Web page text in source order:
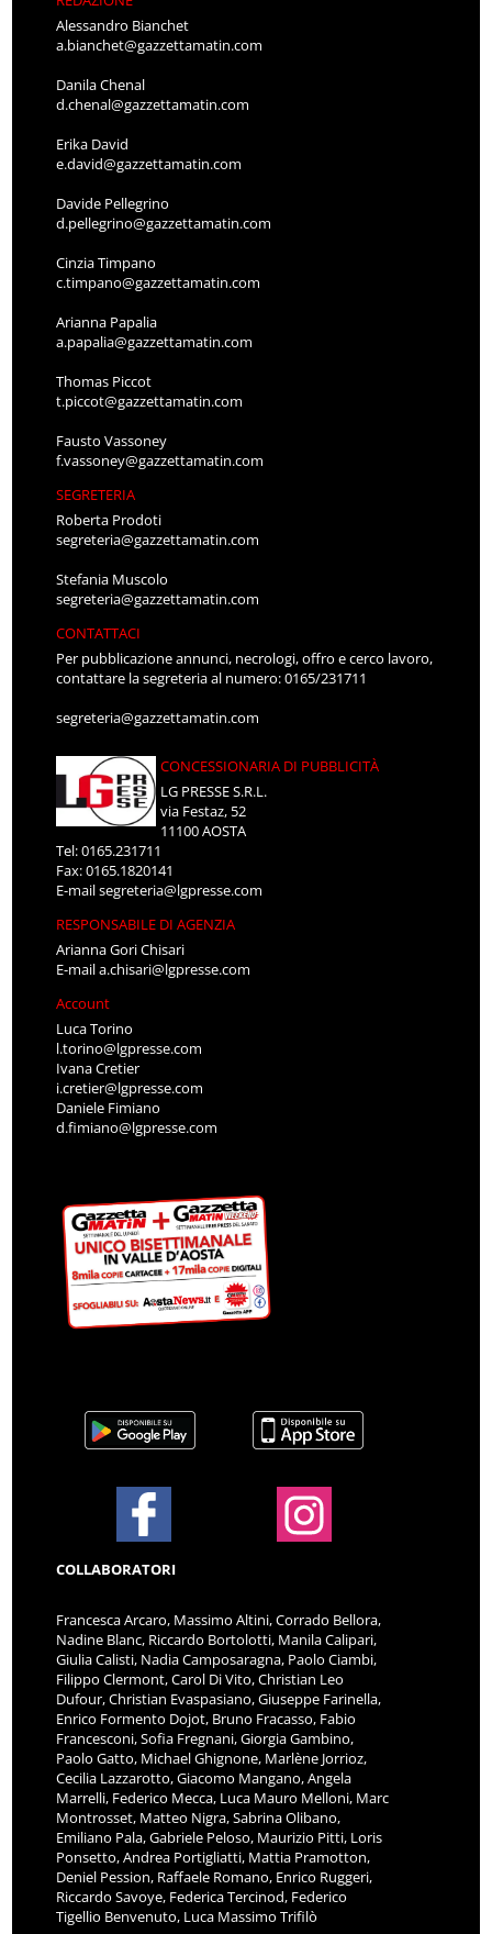
Alessandro Bianchet
a.bianchet@gazzettamatin.com
Danila Chenal
d.chenal@gazzettamatin.com
Erika David
e.david@gazzettamatin.com
Davide Pellegrino
d.pellegrino@gazzettamatin.com
Cinzia Timpano
c.timpano@gazzettamatin.com
Arianna Papalia
a.papalia@gazzettamatin.com
Thomas Piccot
t.piccot@gazzettamatin.com
Fausto Vassoney
f.vassoney@gazzettamatin.com
SEGRETERIA
Roberta Prodoti
segreteria@gazzettamatin.com
Stefania Muscolo
segreteria@gazzettamatin.com
CONTATTACI
Per pubblicazione annunci, necrologi, offro e cerco lavoro,
contattare la segreteria al numero: 0165/231711
segreteria@gazzettamatin.com
CONCESSIONARIA DI PUBBLICITÀ
LG PRESSE S.R.L.
via Festaz, 52
11100 AOSTA
Tel: 0165.231711
Fax: 0165.1820141
E-mailsegreteria@lgpresse.com
RESPONSABILE DI AGENZIA
Arianna Gori Chisari
E-maila.chisari@lgpresse.com
Account
Luca Torino
l.torino@lgpresse.com
Ivana Cretier
i.cretier@lgpresse.com
Daniele Fimiano
d.fimiano@lgpresse.com
COLLABORATORI
Francesca Arcaro, Massimo Altini, Corrado Bellora,
Nadine Blanc, Riccardo Bortolotti, Manila Calipari,
Giulia Calisti, Nadia Camposaragna, Paolo Ciambi,
Filippo Clermont, Carol Di Vito, Christian Leo
Dufour, Christian Evaspasiano, Giuseppe Farinella,
Enrico Formento Dojot, Bruno Fracasso, Fabio
Francesconi, Sofia Fregnani, Giorgia Gambino,
Paolo Gatto, Michael Ghignone, Marlène Jorrioz,
Cecilia Lazzarotto, Giacomo Mangano, Angela
Marrelli, Federico Mecca, Luca Mauro Melloni, Marc
Montrosset, Matteo Nigra, Sabrina Olibano,
Emiliano Pala, Gabriele Peloso, Maurizio Pitti, Loris
Ponsetto, Andrea Portigliatti, Mattia Pramotton,
Deniel Pession, Raffaele Romano, Enrico Ruggeri,
Riccardo Savoye, Federica Tercinod, Federico
Tigellio Benvenuto, Luca Massimo Trifilò